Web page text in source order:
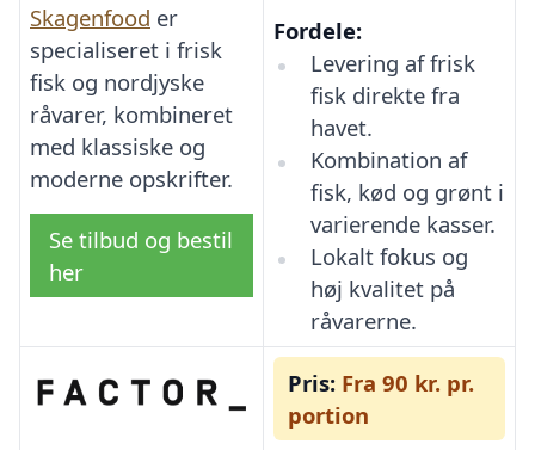
Skagenfood er
specialiseret i frisk
fisk og nordjyske
råvarer, kombineret
med klassiske og
moderne opskrifter.
Se tilbud og bestil
her
Fordele:
Levering af frisk
fisk direkte fra
havet.
Kombination af
fisk, kød og grønt i
varierende kasser.
Lokalt fokus og
høj kvalitet på
råvarerne.
Pris: Fra 90 kr. pr.
portion